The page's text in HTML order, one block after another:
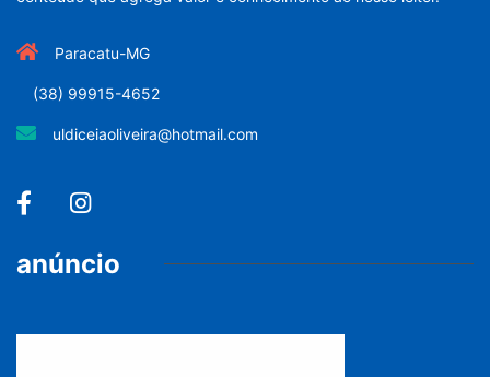
Paracatu-MG
(38) 99915-4652
uldiceiaoliveira@hotmail.com
anúncio